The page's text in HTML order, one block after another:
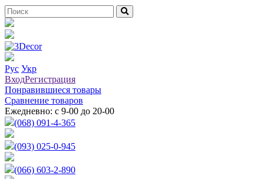
Рус Укр
ВходРегистрация
Понравившиеся товары
Сравнение товаров
Ежедневно: с 9-00 до 20-00
(068) 091-4-365
(093) 025-0-945
(066) 603-2-890